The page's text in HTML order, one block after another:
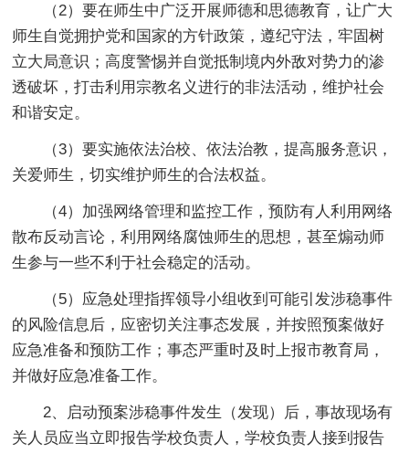
（2）要在师生中广泛开展师德和思德教育，让广大
师生自觉拥护党和国家的方针政策，遵纪守法，牢固树
立大局意识；高度警惕并自觉抵制境内外敌对势力的渗
透破坏，打击利用宗教名义进行的非法活动，维护社会
和谐安定。
（3）要实施依法治校、依法治教，提高服务意识，
关爱师生，切实维护师生的合法权益。
（4）加强网络管理和监控工作，预防有人利用网络
散布反动言论，利用网络腐蚀师生的思想，甚至煽动师
生参与一些不利于社会稳定的活动。
（5）应急处理指挥领导小组收到可能引发涉稳事件
的风险信息后，应密切关注事态发展，并按照预案做好
应急准备和预防工作；事态严重时及时上报市教育局，
并做好应急准备工作。
2、启动预案涉稳事件发生（发现）后，事故现场有
关人员应当立即报告学校负责人，学校负责人接到报告